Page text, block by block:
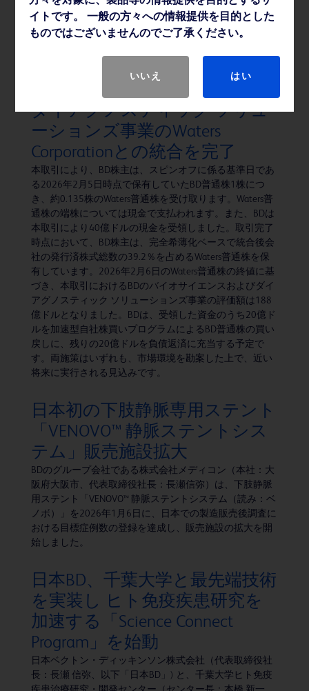
の「ピュアウィック™ 体外式カテーテル」シリーズよ
り、新たに「ピュアウィック™ フレックス 女性用体外式
カテーテル」および「ピュアウィック™ 男性用体外式カ
ダイアグノスティック ソリュ
ーションズ事業のWaters
Corporationとの統合を完了
本取引により、BD株主は、スピンオフに係る基準日であ
る2026年2月5日時点で保有していたBD普通株1株につ
き、約0.135株のWaters普通株を受け取ります。Waters普
通株の端株については現金で支払われます。また、BDは
本取引により40億ドルの現金を受領しました。取引完了
時点において、BD株主は、完全希薄化ベースで統合後会
社の発行済株式総数の39.2％を占めるWaters普通株を保
有しています。2026年2月6日のWaters普通株の終値に基
づき、本取引におけるBDのバイオサイエンスおよびダイ
アグノスティック ソリューションズ事業の評価額は188
億ドルとなりました。BDは、受領した資金のうち20億ド
ルを加速型自社株買いプログラムによるBD普通株の買い
戻しに、残りの20億ドルを負債返済に充当する予定で
す。両施策はいずれも、市場環境を勘案した上で、近い
将来に実行される見込みです。
日本初の下肢静脈専用ステント
「VENOVO™ 静脈ステントシス
テム」販売施設拡大
BDのグループ会社である株式会社メディコン（本社：大
阪府大阪市、代表取締役社長：長瀬信弥）は、下肢静脈
用ステント「VENOVO™ 静脈ステントシステム（読み：ベ
ノボ）」を2026年1月6日に、日本での製造販売後調査に
おける目標症例数の登録を達成し、販売施設の拡大を開
始しました。
日本BD、千葉大学と最先端技術
を実装し ヒト免疫疾患研究を
加速する「Science Connect
Program」を始動
日本ベクトン・ディッキンソン株式会社（代表取締役社
長：長瀬 信弥、以下「日本BD」) と、千葉大学ヒト免疫
イトです。 一般の方々への情報提供を目的とした
ものではございませんのでご了承ください。
いいえ はい